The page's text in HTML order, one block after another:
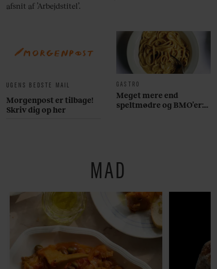
UGENS BEDSTE MAIL
Morgenpost er tilbage!
Skriv dig op her
GASTRO
Meget mere end
speltmødre og BMO’er:
afsnit af ’Arbejdstitel’.
MAD